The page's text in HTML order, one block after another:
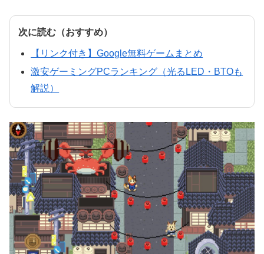
次に読む（おすすめ）
【リンク付き】Google無料ゲームまとめ
激安ゲーミングPCランキング（光るLED・BTOも
解説）